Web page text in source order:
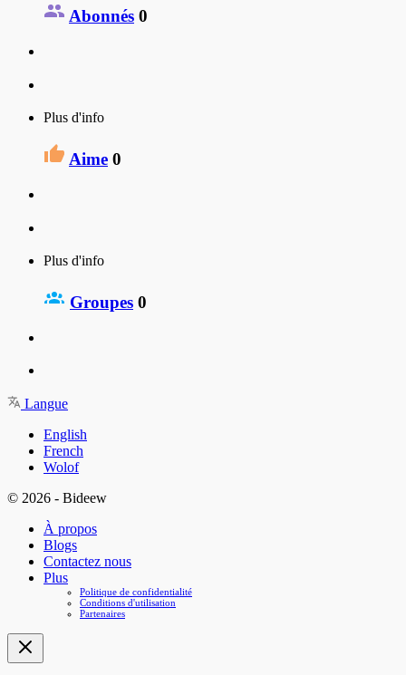
Abonnés 0
Plus d'info
Aime 0
Plus d'info
Groupes 0
Langue
English
French
Wolof
© 2026 - Bideew
À propos
Blogs
Contactez nous
Plus
Politique de confidentialité
Conditions d'utilisation
Partenaires